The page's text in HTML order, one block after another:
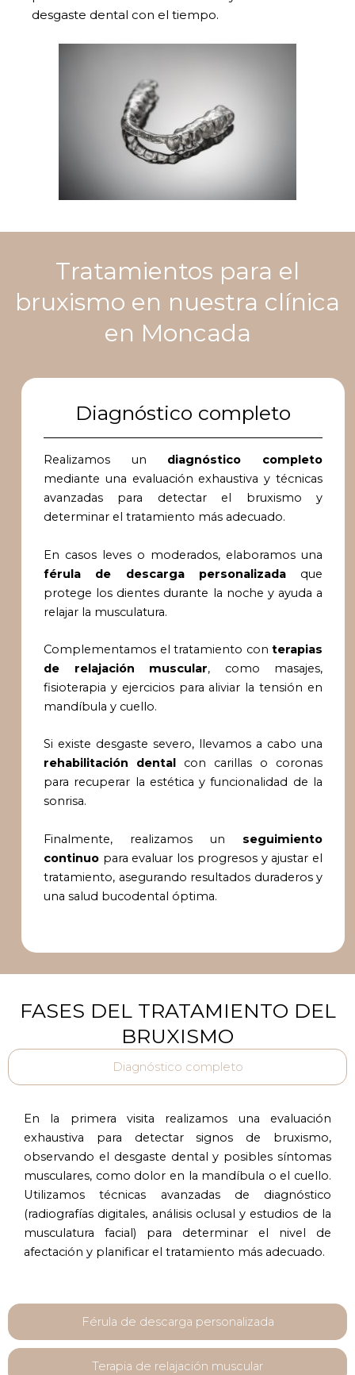
desgaste dental con el tiempo.
Tratamientos para el
bruxismo en nuestra clínica
en Moncada
Diagnóstico completo
Realizamos un diagnóstico completo
mediante una evaluación exhaustiva y técnicas
avanzadas para detectar el bruxismo y
determinar el tratamiento más adecuado.
En casos leves o moderados, elaboramos una
férula de descarga personalizadaque
protege los dientes durante la noche y ayuda a
relajar la musculatura.
Complementamos el tratamiento con terapias
de relajación muscular, como masajes,
fisioterapia y ejercicios para aliviar la tensión en
mandíbula y cuello.
Si existe desgaste severo, llevamos a cabo una
rehabilitación dental
con carillas o coronas
para recuperar la estética y funcionalidad de la
sonrisa.
Finalmente, realizamos un seguimiento
continuo para evaluar los progresos y ajustar el
tratamiento, asegurando resultados duraderos y
una salud bucodental óptima.
FASES DEL TRATAMIENTO DEL
BRUXISMO
Diagnóstico completo
Férula de descarga personalizada
Terapia de relajación muscular
En la primera visita realizamos una evaluación
exhaustiva para detectar signos de bruxismo,
observando el desgaste dental y posibles síntomas
musculares, como dolor en la mandíbula o el cuello.
Utilizamos técnicas avanzadas de diagnóstico
(radiografías digitales, análisis oclusal y estudios de la
musculatura facial) para determinar el nivel de
afectación y planificar el tratamiento más adecuado.